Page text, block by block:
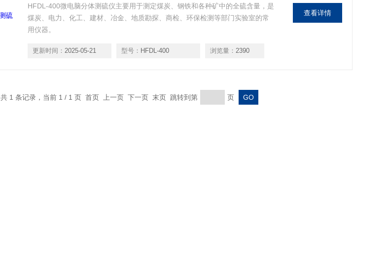
HFDL-400微电脑分体测硫仪主要用于测定煤炭、钢铁和各种矿中的全硫含量，是
煤炭、电力、化工、建材、冶金、地质勘探、商检、环保检测等部门实验室的常
用仪器。
更新时间： 2025-05-21 型号： HFDL-400 浏览量： 2390
查看详情
共 1 条记录，当前 1 / 1 页 首页 上一页 下一页 末页 跳转到第 页